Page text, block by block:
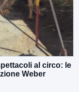
al circo: le
Weber